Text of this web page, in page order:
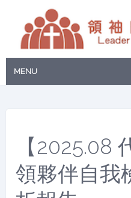
MENU
【2025.08
領夥伴自我